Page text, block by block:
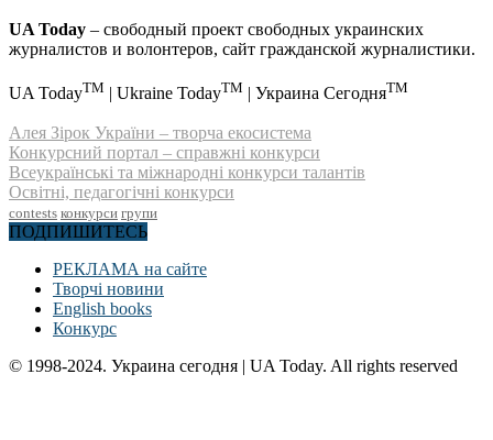
UA Today – свободный проект свободных украинских
журналистов и волонтеров, сайт гражданской журналистики.
UA TodayTM | Ukraine TodayTM | Украина СегодняTM
Алея Зірок України – творча екосистема
Конкурсний портал – справжні конкурси
Всеукраїнські та міжнародні конкурси талантів
Освітні, педагогічні конкурси
contests конкурси групи
ПОДПИШИТЕСЬ
РЕКЛАМА на сайте
Творчі новини
English books
Конкурс
© 1998-2024. Украина сегодня | UA Today. All rights reserved